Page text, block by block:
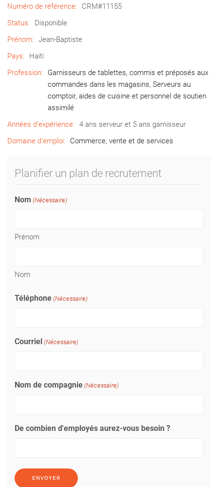
Numéro de référence:
CRM#11155
Status:
Disponible
Prénom:
Jean-Baptiste
Pays:
Haïti
Profession:
Garnisseurs de tablettes, commis et préposés aux
commandes dans les magasins, Serveurs au
comptoir, aides de cuisine et personnel de soutien
assimilé
Années d’expérience:
4 ans serveur et 5 ans garnisseur
Domaine d’emploi:
Commerce, vente et de services
Planifier un plan de recrutement
Nom (Nécessaire)
Prénom
Nom
Téléphone (Nécessaire)
Courriel (Nécessaire)
Nom de compagnie (Nécessaire)
De combien d'employés aurez-vous besoin ?